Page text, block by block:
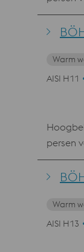
Warm
AISI H11
persen
Warm
AISI H13